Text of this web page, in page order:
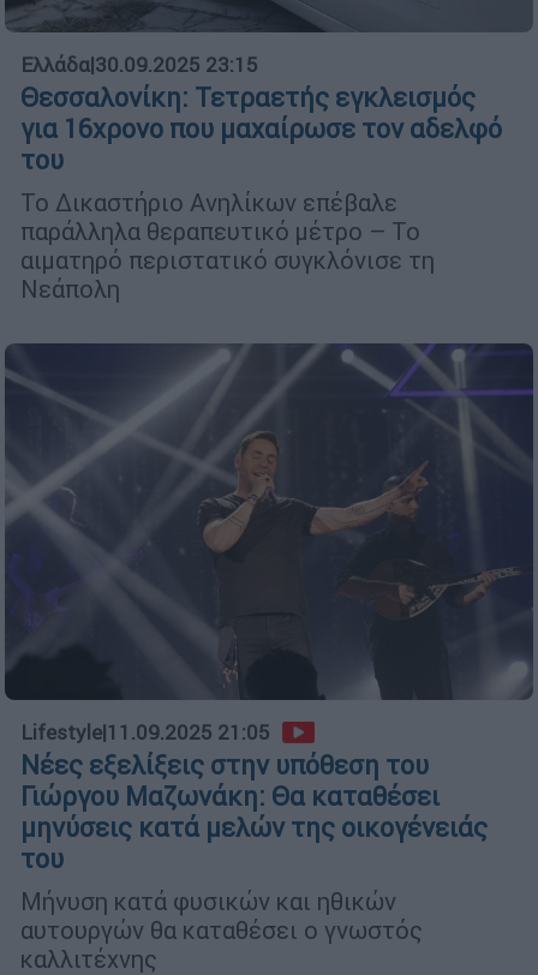
Ελλάδα|30.09.2025 23:15
Θεσσαλονίκη: Τετραετής εγκλεισμός
για 16χρονο που μαχαίρωσε τον αδελφό
του
Το Δικαστήριο Ανηλίκων επέβαλε
παράλληλα θεραπευτικό μέτρο – Το
αιματηρό περιστατικό συγκλόνισε τη
Νεάπολη
Lifestyle|11.09.2025 21:05
Νέες εξελίξεις στην υπόθεση του
Γιώργου Μαζωνάκη: Θα καταθέσει
μηνύσεις κατά μελών της οικογένειάς
του
Μήνυση κατά φυσικών και ηθικών
αυτουργών θα καταθέσει ο γνωστός
καλλιτέχνης